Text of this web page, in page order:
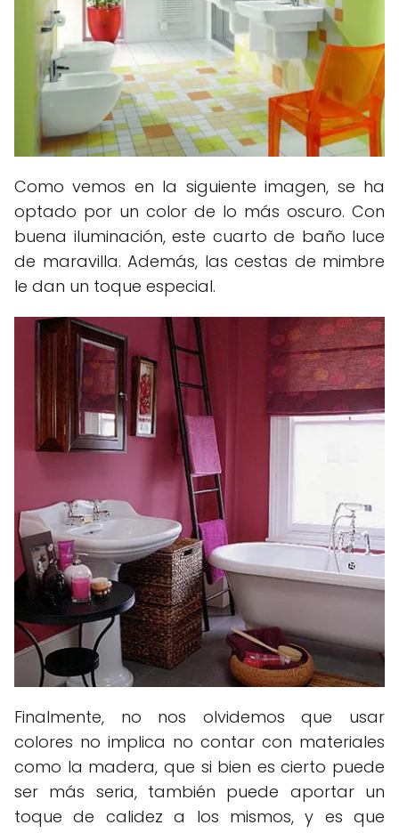
Como vemos en la siguiente imagen, se ha
optado por un color de lo más oscuro. Con
buena iluminación, este cuarto de baño luce
de maravilla. Además, las cestas de mimbre
le dan un toque especial.
Finalmente, no nos olvidemos que usar
colores no implica no contar con materiales
como la madera, que si bien es cierto puede
ser más seria, también puede aportar un
toque de calidez a los mismos, y es que